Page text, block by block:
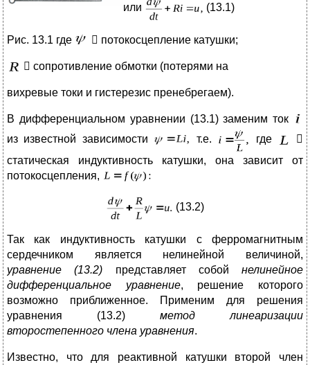
или (13.1)
Рис. 13.1 где  потокосцепление катушки;
 сопротивление обмотки (потерями на
вихревые токи и гистерезис пренебрегаем).
В дифференциальном уравнении (13.1) заменим ток
из известной зависимости
т.е. где

статическая индуктивность катушки, она зависит от
потокосцепления,
(13.2)
Так как индуктивность катушки с ферромагнитным
сердечником является нелинейной величиной,
уравнение (13.2) представляет собой нелинейное
дифференциальное уравнение, решение которого
возможно приближенное. Применим для решения
уравнения (13.2) метод линеаризации
второстепенного члена уравнения.
Известно, что для реактивной катушки второй член